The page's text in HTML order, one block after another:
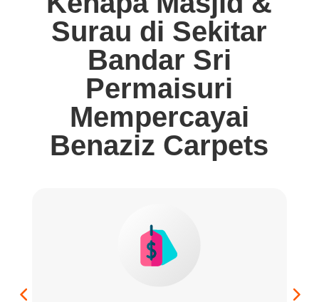
Surau di Sekitar
Bandar Sri
Permaisuri
Mempercayai
Benaziz Carpets